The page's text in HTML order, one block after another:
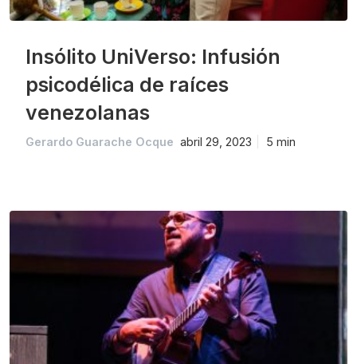
Insólito UniVerso: Infusión
psicodélica de raíces
venezolanas
Gerardo Guarache Ocque abril 29, 2023 5 min